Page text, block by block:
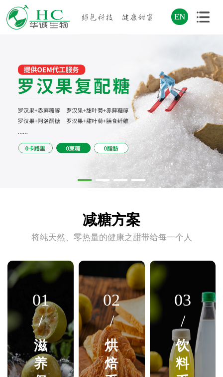
EN
减糖方案
将纯天然、零热量的健康之甜带给每一个人
01
/
滋
养
02
/
烘
焙
03
/
饮
料